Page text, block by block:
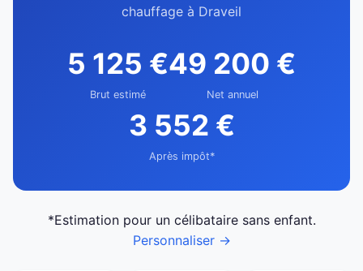
chauffage à Draveil
5 125 €
Brut estimé
49 200 €
Net annuel
3 552 €
Après impôt*
*Estimation pour un célibataire sans enfant.
Personnaliser →